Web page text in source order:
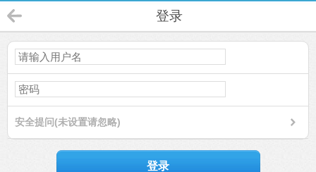
登录
安全提问(未设置请忽略)
登录